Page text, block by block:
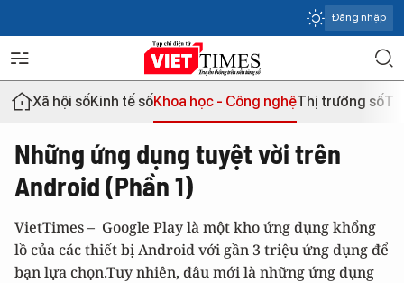
Đăng nhập
Xã hội sốKinh tế sốKhoa học - Công nghệThị trường số
Những ứng dụng tuyệt vời trên
Android (Phần 1)
VietTimes – Google Play là một kho ứng dụng khổng
lồ của các thiết bị Android với gần 3 triệu ứng dụng để
bạn lựa chọn.Tuy nhiên, đâu mới là những ứng dụng